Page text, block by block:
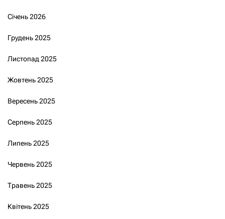
Січень 2026
Грудень 2025
Листопад 2025
Жовтень 2025
Вересень 2025
Серпень 2025
Липень 2025
Червень 2025
Травень 2025
Квітень 2025